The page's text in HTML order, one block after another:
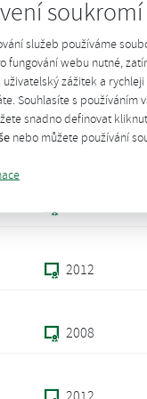
soukromí
služeb používáme
fungování webu nutné,
uživatelský zážitek a
Souhlasíte s používáním
snadno definovat
nebo můžete používání
2012
2009
2004
2012
2008